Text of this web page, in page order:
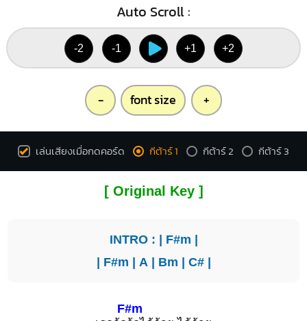
Auto Scroll :
-2 -1 +1 +2
- font size +
เล่นเสียงเมื่อกดคอร์ด กีต้าร์ 1 กีต้าร์ 2 กีต้าร์ 3
[ Original Key ]
INTRO : | F#m |
| F#m | A | Bm | C#|
F#m